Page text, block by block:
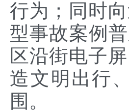
行为；同时
型事故案例
区沿街电子
造文明出行
围。